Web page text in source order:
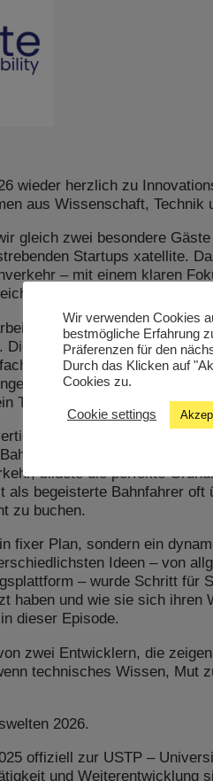
wieder herzlich zu
aus Wissenschaft, Technik
gleich zwei besondere
Startups xatellite.
– mit einem klaren
David und Maximilian
entstand mit
Know-how und
zu entwickeln, die
Thema, das ihnen auch privat
seine Expertise
an der USTP.
bildete die perfekte
begeisterte Bahnfahrer oft
zu buchen.
fixer Plan, sondern ein
Ideen – von
– wurde Schritt für
haben und wie sie sich ihren
dieser Episode.
zwei Entwicklern, die
technisches Wissen, Mut
2026.
offiziell zur USTP –
und Weiterentwicklung
Wir verwenden Cookies
bestmögliche Erfahrung
Präferenzen für den
Durch das Klicken auf
Cookies zu.
Cookie settings